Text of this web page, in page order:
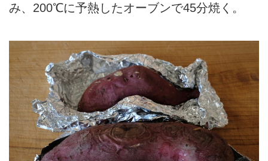
み、200℃に予熱したオーブンで45分焼く。